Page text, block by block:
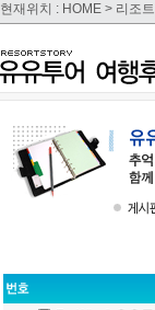
현재위치 : HOME > 리조